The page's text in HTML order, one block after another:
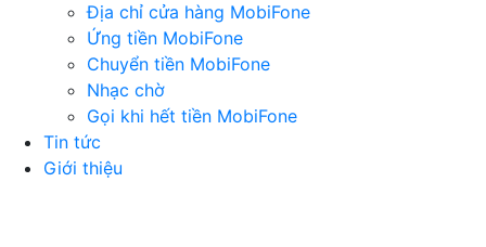
Địa chỉ cửa hàng MobiFone
Ứng tiền MobiFone
Chuyển tiền MobiFone
Nhạc chờ
Gọi khi hết tiền MobiFone
Tin tức
Giới thiệu